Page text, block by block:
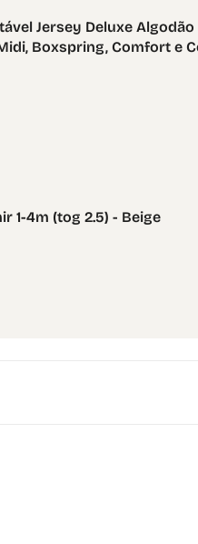
Jersey Deluxe Algodão
Boxspring, Comfort e
1-4m (tog 2.5) - Beige